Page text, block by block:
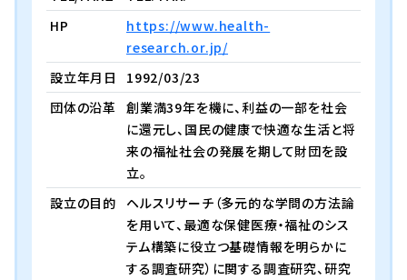
HP
https://www.health-
research.or.jp/
設立年月日
1992/03/23
団体の沿革
創業満39年を機に、利益の一部を社会
に還元し、国民の健康で快適な生活と将
来の福祉社会の発展を期して財団を設
立。
設立の目的
ヘルスリサーチ（多元的な学問の方法論
を用いて、最適な保健医療・福祉のシス
テム構築に役立つ基礎情報を明らかに
する調査研究）に関する調査研究、研究